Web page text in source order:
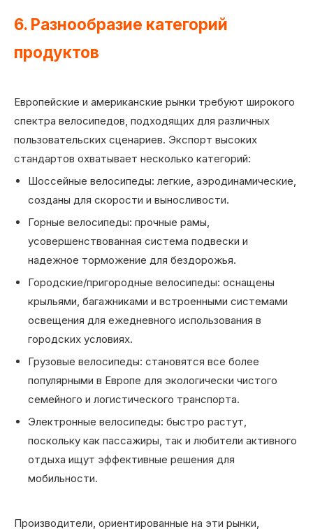
6. Разнообразие категорий
продуктов
Европейские и американские рынки требуют широкого
спектра велосипедов, подходящих для различных
пользовательских сценариев. Экспорт высоких
стандартов охватывает несколько категорий:
Шоссейные велосипеды: легкие, аэродинамические,
созданы для скорости и выносливости.
Горные велосипеды: прочные рамы,
усовершенствованная система подвески и
надежное торможение для бездорожья.
Городские/пригородные велосипеды: оснащены
крыльями, багажниками и встроенными системами
освещения для ежедневного использования в
городских условиях.
Грузовые велосипеды: становятся все более
популярными в Европе для экологически чистого
семейного и логистического транспорта.
Электронные велосипеды: быстро растут,
поскольку как пассажиры, так и любители активного
отдыха ищут эффективные решения для
мобильности.
Производители, ориентированные на эти рынки,